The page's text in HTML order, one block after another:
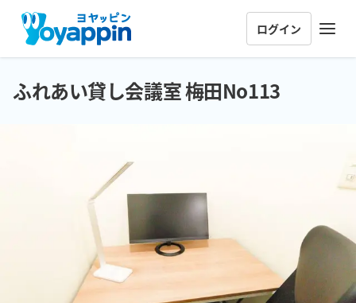
ログイン
ふれあい貸し会議室 梅田No113